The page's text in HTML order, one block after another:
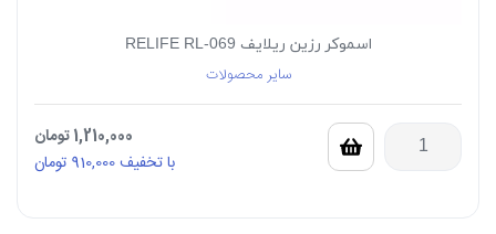
اسموکر رزین ریلایف RELIFE RL-069
سایر محصولات
1,210,000تومان
با تخفیف910,000 تومان